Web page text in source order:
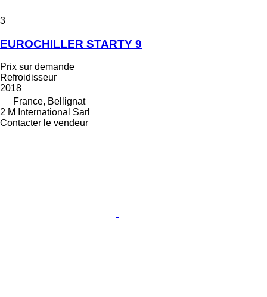
3
EUROCHILLER STARTY 9
Prix sur demande
Refroidisseur
2018
France, Bellignat
2 M International Sarl
Contacter le vendeur